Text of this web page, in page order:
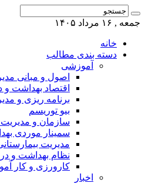
جمعه , ۱۶ مرداد ۱۴۰۵
خانه
دسته بندی مطالب
آموزشی
اصول و مبانی
اقتصاد بهداشت و
برنامه ریزی و
بیو توریسم
سازمان و
سمینار موردی
مدیریت
نظام بهداشت و
کارورزی و کار
اخبار